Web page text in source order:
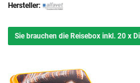
Hersteller:
Sie brauchen die Reisebox inkl. 20 x